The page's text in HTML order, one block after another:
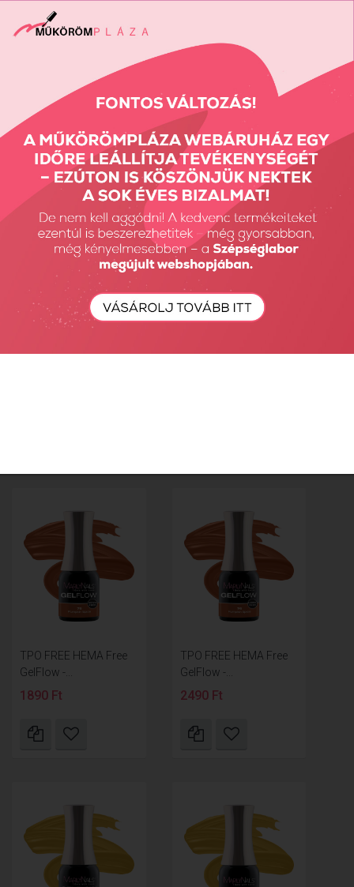
TPO FREE HEMA Free
2490 Ft
TPO FREE HEMA Free
2490 Ft
TPO FREE HEMA Free
GelFlow -...
1890 Ft
TPO FREE HEMA Free
GelFlow -...
2490 Ft